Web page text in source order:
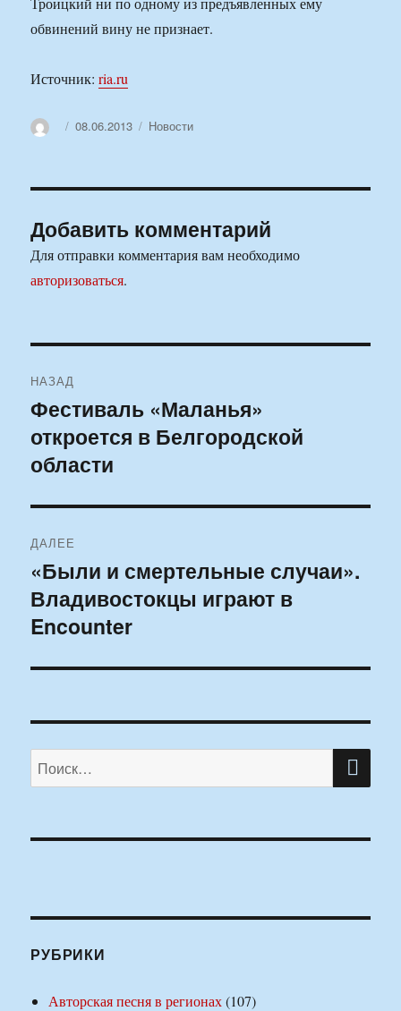
обвинений вину не признает.
Источник:ria.ru
АвторОпубликовано
08.06.2013 Рубрики
Новости
Добавить комментарий
Для отправки комментария вам необходимо
авторизоваться.
по
записям
НАЗАД
Предыдущая
запись:
Фестиваль «Маланья»
откроется в Белгородской
области
ДАЛЕЕ
Следующая
запись:
«Были и смертельные случаи».
Владивостокцы играют в
Encounter
Искать:
РУБРИКИ
Авторская песня в регионах(107)